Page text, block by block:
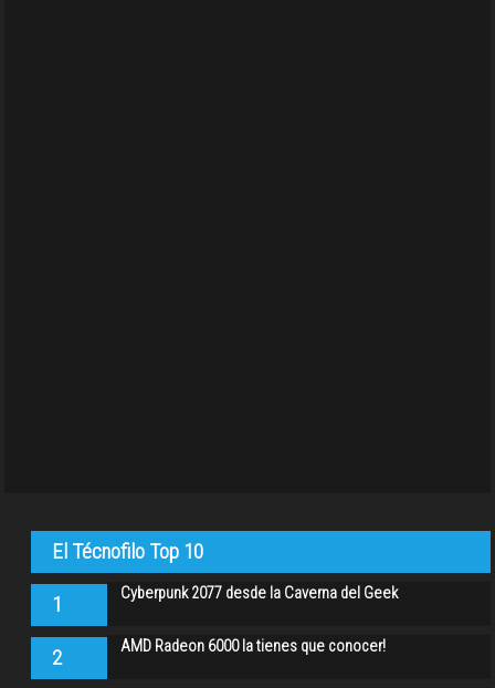
El Técnofilo Top 10
1 Cyberpunk 2077 desde la Caverna del Geek
2 AMD Radeon 6000 la tienes que conocer!